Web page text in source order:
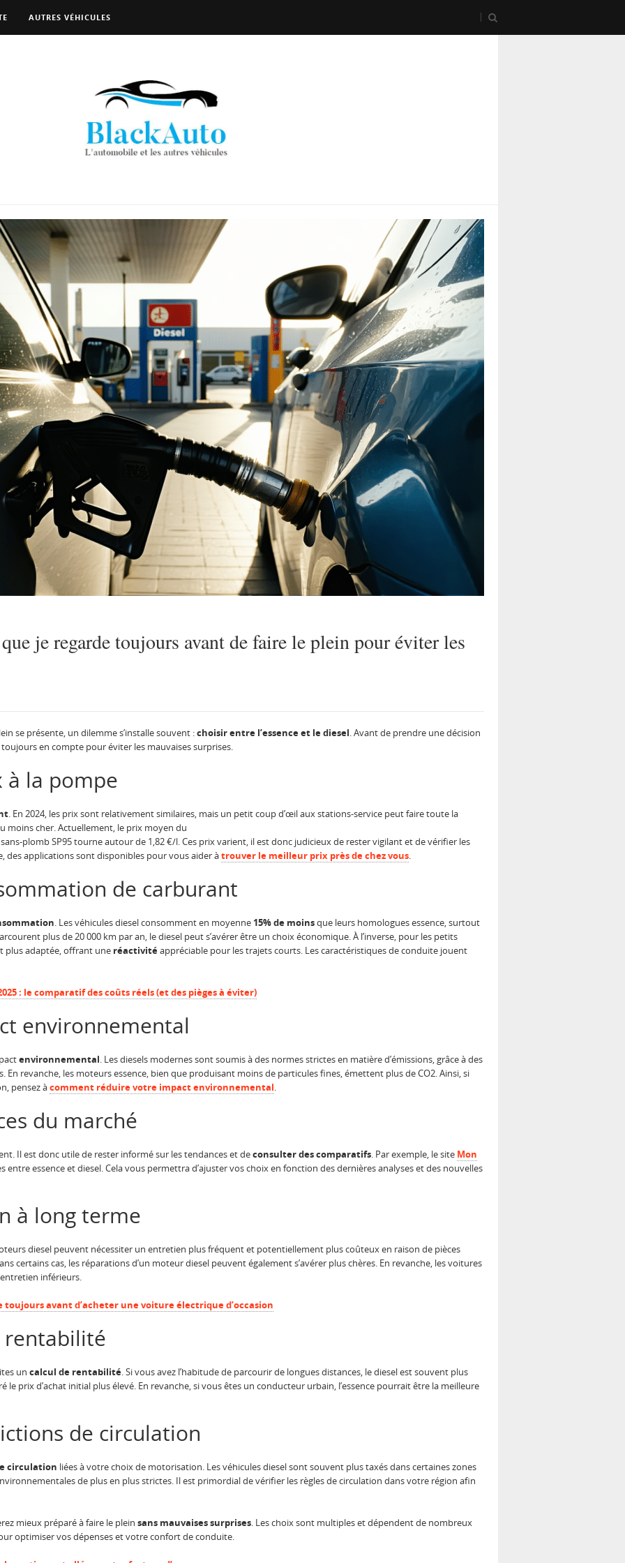
AUTRES VÉHICULES
je regarde toujours avant de faire le plein pour éviter les
se présente, un dilemme s’installe souvent :choisir entre l’essence et le diesel. Avant de prendre une décision
en compte pour éviter les mauvaises surprises.
à la pompe
. En 2024, les prix sont relativement similaires, mais un petit coup d’œil aux stations-service peut faire toute la
moins cher. Actuellement, le prix moyen du
sans-plomb SP95 tourne autour de 1,82 €/l. Ces prix varient, il est donc judicieux de rester vigilant et de vérifier les
des applications sont disponibles pour vous aider àtrouver le meilleur prix près de chez vous.
de carburant
. Les véhicules diesel consomment en moyenne 15% de moinsque leurs homologues essence, surtout
plus de 20 000 km par an, le diesel peut s’avérer être un choix économique. À l’inverse, pour les petits
plus adaptée, offrant une réactivitéappréciable pour les trajets courts. Les caractéristiques de conduite jouent
: le comparatif des coûts réels (et des pièges à éviter)
environnemental
environnemental. Les diesels modernes sont soumis à des normes strictes en matière d’émissions, grâce à des
En revanche, les moteurs essence, bien que produisant moins de particules fines, émettent plus de CO2. Ainsi, si
pensez àcomment réduire votre impact environnemental.
du marché
Il est donc utile de rester informé sur les tendances et deconsulter des comparatifs. Par exemple, le site Mon
essence et diesel. Cela vous permettra d’ajuster vos choix en fonction des dernières analyses et des nouvelles
à long terme
diesel peuvent nécessiter un entretien plus fréquent et potentiellement plus coûteux en raison de pièces
certains cas, les réparations d’un moteur diesel peuvent également s’avérer plus chères. En revanche, les voitures
inférieurs.
toujours avant d’acheter une voiture électrique d’occasion
rentabilité
un calcul de rentabilité. Si vous avez l’habitude de parcourir de longues distances, le diesel est souvent plus
prix d’achat initial plus élevé. En revanche, si vous êtes un conducteur urbain, l’essence pourrait être la meilleure
de circulation
circulation liées à votre choix de motorisation. Les véhicules diesel sont souvent plus taxés dans certaines zones
de plus en plus strictes. Il est primordial de vérifier les règles de circulation dans votre région afin
mieux préparé à faire le plein sans mauvaises surprises. Les choix sont multiples et dépendent de nombreux
optimiser vos dépenses et votre confort de conduite.